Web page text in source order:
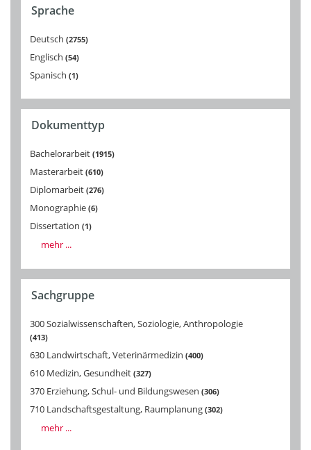
Sprache
Deutsch 2755
Englisch 54
Spanisch 1
Dokumenttyp
Bachelorarbeit 1915
Masterarbeit 610
Diplomarbeit 276
Monographie 6
Dissertation 1
mehr ...
Sachgruppe
300 Sozialwissenschaften, Soziologie, Anthropologie
413
630 Landwirtschaft, Veterinärmedizin 400
610 Medizin, Gesundheit 327
370 Erziehung, Schul- und Bildungswesen 306
710 Landschaftsgestaltung, Raumplanung 302
mehr ...